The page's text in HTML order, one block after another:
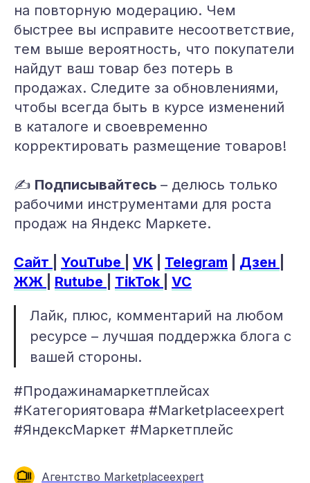
на повторную модерацию. Чем
быстрее вы исправите несоответствие,
тем выше вероятность, что покупатели
найдут ваш товар без потерь в
продажах. Следите за обновлениями,
чтобы всегда быть в курсе изменений
в каталоге и своевременно
корректировать размещение товаров!
✍️ Подписывайтесь – делюсь только
рабочими инструментами для роста
продаж на Яндекс Маркете.
Сайт YouTube VK Telegram Дзен
ЖЖ
Rutube TikTok VC
Лайк, плюс, комментарий на любом
ресурсе – лучшая поддержка блога с
вашей стороны.
#Продажинамаркетплейсах
#Категориятовара #Marketplaceexpert
#ЯндексМаркет #Маркетплейс
Агентство Marketplaceexpert